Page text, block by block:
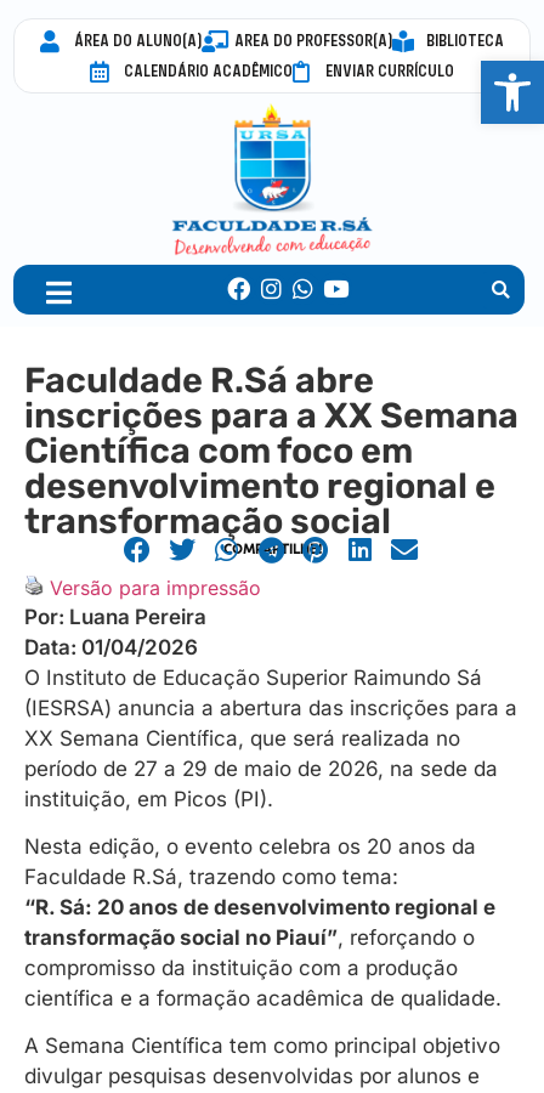
ÁREA DO ALUNO(A) AREA DO PROFESSOR(A)
BIBLIOTECA
CALENDÁRIO ACADÊMICO
ENVIAR CURRÍCULO
Faculdade R.Sá abre
inscrições para a XX Semana
Científica com foco em
desenvolvimento regional e
transformação social
COMPARTILHE!
Versão para impressão
Por: Luana Pereira
Data: 01/04/2026
O Instituto de Educação Superior Raimundo Sá
(IESRSA) anuncia a abertura das inscrições para a
XX Semana Científica, que será realizada no
período de 27 a 29 de maio de 2026, na sede da
instituição, em Picos (PI).
Nesta edição, o evento celebra os 20 anos da
Faculdade R.Sá, trazendo como tema:
“R. Sá: 20 anos de desenvolvimento regional e
transformação social no Piauí”, reforçando o
compromisso da instituição com a produção
científica e a formação acadêmica de qualidade.
A Semana Científica tem como principal objetivo
divulgar pesquisas desenvolvidas por alunos e
Abrir